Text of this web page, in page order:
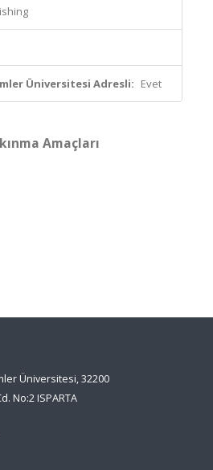
Üniversitesi Adresli: Evet
Amaçları
Üniversitesi, 32200
No:2 ISPARTA